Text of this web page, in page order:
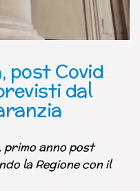
post Covid
dal
anno post
la Regione con il